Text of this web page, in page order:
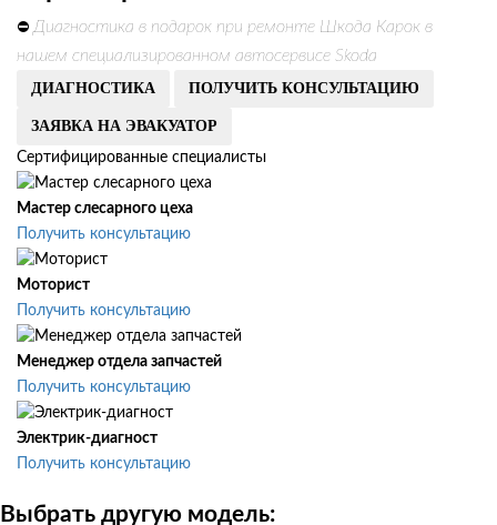
⛔ Диагностика в подарок при ремонте Шкода Карок в
нашем специализированном автосервисе Skoda
ДИАГНОСТИКА ПОЛУЧИТЬ КОНСУЛЬТАЦИЮ
ЗАЯВКА НА ЭВАКУАТОР
Сертифицированные специалисты
Мастер слесарного цеха
Получить консультацию
Моторист
Получить консультацию
Менеджер отдела запчастей
Получить консультацию
Электрик-диагност
Получить консультацию
Выбрать другую модель: